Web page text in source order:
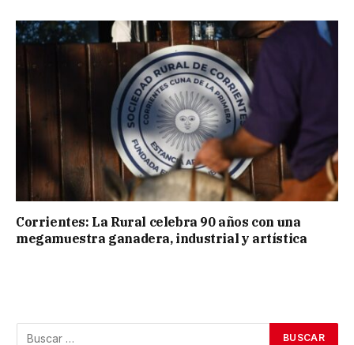
Corrientes: La Rural celebra 90 años con una
megamuestra ganadera, industrial y artística